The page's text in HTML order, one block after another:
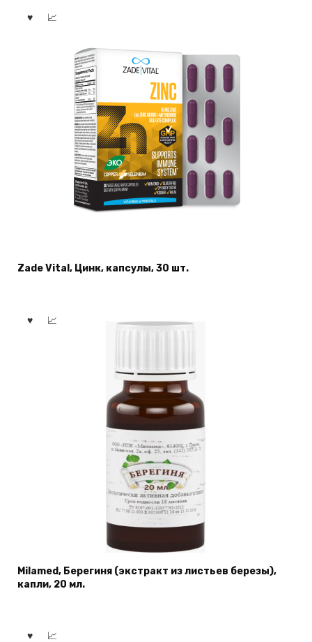
Zade Vital, Цинк, капсулы, 30 шт.
Milamed, Берегиня (экстракт из листьев березы),
капли, 20 мл.